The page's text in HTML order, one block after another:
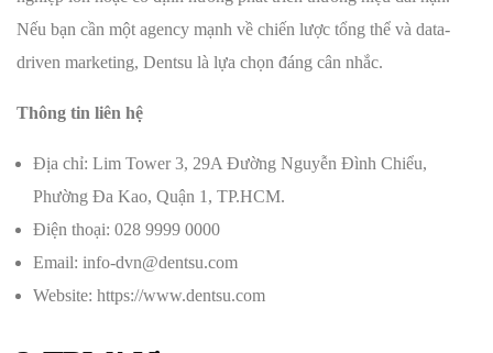
Nếu bạn cần một agency mạnh về chiến lược tổng thể và data-
driven marketing, Dentsu là lựa chọn đáng cân nhắc.
Thông tin liên hệ
Địa chỉ: Lim Tower 3, 29A Đường Nguyễn Đình Chiểu,
Phường Đa Kao, Quận 1, TP.HCM.
Điện thoại: 028 9999 0000
Email: info-dvn@dentsu.com
Website: https://www.dentsu.com